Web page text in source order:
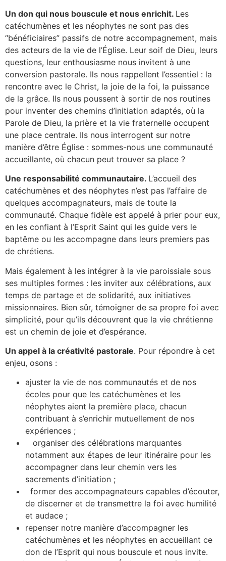
Un don qui nous bouscule et nous enrichit. Les
catéchumènes et les néophytes ne sont pas des
“bénéficiaires” passifs de notre accompagnement, mais
des acteurs de la vie de l’Église. Leur soif de Dieu, leurs
questions, leur enthousiasme nous invitent à une
conversion pastorale. Ils nous rappellent l’essentiel : la
rencontre avec le Christ, la joie de la foi, la puissance
de la grâce. Ils nous poussent à sortir de nos routines
pour inventer des chemins d’initiation adaptés, où la
Parole de Dieu, la prière et la vie fraternelle occupent
une place centrale. Ils nous interrogent sur notre
manière d’être Église : sommes-nous une communauté
accueillante, où chacun peut trouver sa place ?
Une responsabilité communautaire. L’accueil des
catéchumènes et des néophytes n’est pas l’affaire de
quelques accompagnateurs, mais de toute la
communauté. Chaque fidèle est appelé à prier pour eux,
en les confiant à l’Esprit Saint qui les guide vers le
baptême ou les accompagne dans leurs premiers pas
de chrétiens.
Mais également à les intégrer à la vie paroissiale sous
ses multiples formes : les inviter aux célébrations, aux
temps de partage et de solidarité, aux initiatives
missionnaires. Bien sûr, témoigner de sa propre foi avec
simplicité, pour qu’ils découvrent que la vie chrétienne
est un chemin de joie et d’espérance.
Un appel à la créativité pastorale. Pour répondre à cet
enjeu, osons :
ajuster la vie de nos communautés et de nos
écoles pour que les catéchumènes et les
néophytes aient la première place, chacun
contribuant à s’enrichir mutuellement de nos
expériences ;
organiser des célébrations marquantes
notamment aux étapes de leur itinéraire pour les
accompagner dans leur chemin vers les
sacrements d’initiation ;
former des accompagnateurs capables d’écouter,
de discerner et de transmettre la foi avec humilité
et audace ;
repenser notre manière d’accompagner les
catéchumènes et les néophytes en accueillant ce
don de l’Esprit qui nous bouscule et nous invite.